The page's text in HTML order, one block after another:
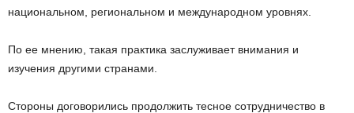
национальном, региональном и международном уровнях.
По ее мнению, такая практика заслуживает внимания и
изучения другими странами.
Стороны договорились продолжить тесное сотрудничество в